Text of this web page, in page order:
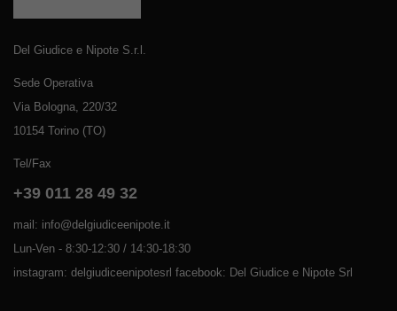
Del Giudice e Nipote S.r.l.
Sede Operativa
Via Bologna, 220/32
10154 Torino (TO)
Tel/Fax
+39 011 28 49 32
mail: info@delgiudiceenipote.it
Lun-Ven - 8:30-12:30 / 14:30-18:30
instagram: delgiudiceenipotesrl facebook: Del Giudice e Nipote Srl